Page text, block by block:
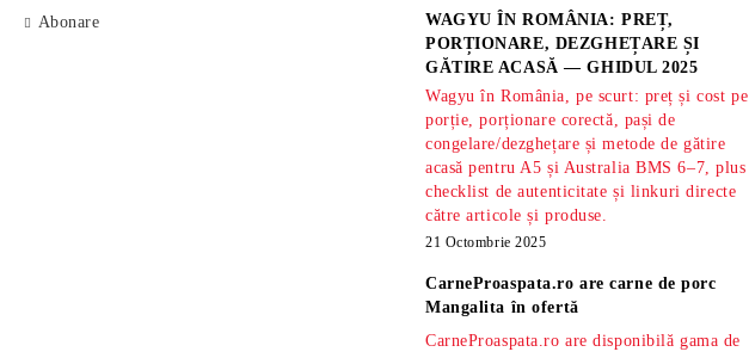
Abonare
WAGYU ÎN ROMÂNIA: PREȚ,
PORȚIONARE, DEZGHEȚARE ȘI
GĂTIRE ACASĂ — GHIDUL 2025
Wagyu în România, pe scurt: preț și cost pe
porție, porționare corectă, pași de
congelare/dezghețare și metode de gătire
acasă pentru A5 și Australia BMS 6–7, plus
checklist de autenticitate și linkuri directe
către articole și produse.
21 Octombrie 2025
CarneProaspata.ro arecarne de porc
Mangalita în ofertă
CarneProaspata.ro are disponibilă gama de